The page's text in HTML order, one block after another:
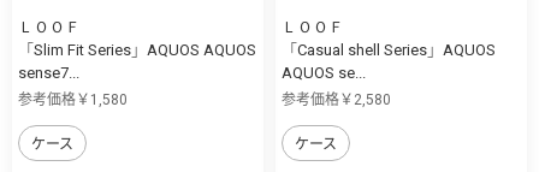
ＬＯＯＦ
「Slim Fit Series」AQUOS AQUOS
sense7...
参考価格￥1,580
ケース
ＬＯＯＦ
「Casual shell Series」AQUOS
AQUOS se...
参考価格￥2,580
ケース